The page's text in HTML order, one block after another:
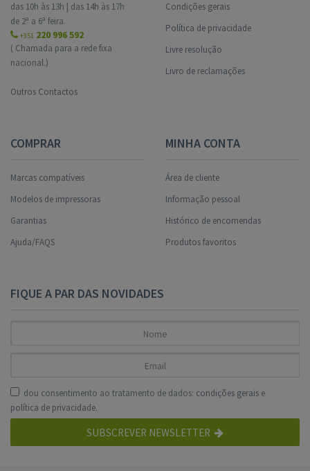
das 10h às 13h | das 14h às 17h
de 2ª a 6ª feira.
+351 220 996 592
( Chamada para a rede fixa
nacional.)
Outros Contactos
Condições gerais
Política de privacidade
Livre resolução
Livro de reclamações
COMPRAR
Marcas compatíveis
Modelos de impressoras
Garantias
Ajuda/FAQS
MINHA CONTA
Área de cliente
Informação pessoal
Histórico de encomendas
Produtos favoritos
FIQUE A PAR DAS NOVIDADES
dou consentimento ao tratamento de dados: condições gerais e
política de privacidade.
SUBSCREVER NEWSLETTER